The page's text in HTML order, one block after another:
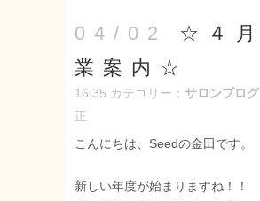
04/02
☆４
業案内☆
16:35 カテゴリー： サロンブログ
正
こんにちは、Seedの金田です。
新しい年度が始まりますね！！